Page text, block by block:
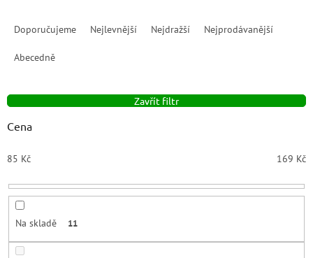
p
r
o
d
u
k
t
Doporučujeme Nejlevnější Nejdražší Nejprodávanější
Abecedně
Zavřít filtr
Cena
85 Kč 169 Kč
Na skladě 11